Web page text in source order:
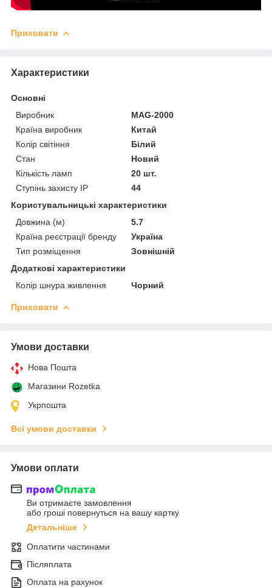
Приховати
Характеристики
Основні
Виробник
MAG-2000
Країна виробник
Китай
Колір світіння
Білий
Стан
Новий
Кількість ламп
20 шт.
Ступінь захисту IP
44
Користувальницькі характеристики
Довжина (м)
5.7
Країна реєстрації бренду
Україна
Тип розміщення
Зовнішній
Додаткові характеристики
Колір шнура живлення
Чорний
Приховати
Умови доставки
Нова Пошта
Магазини Rozetka
Укрпошта
Всі умови доставки
Умови оплати
Ви отримаєте замовлення
або гроші повернуться на вашу картку
Детальніше
Оплатити частинами
Післяплата
Оплата на рахунок